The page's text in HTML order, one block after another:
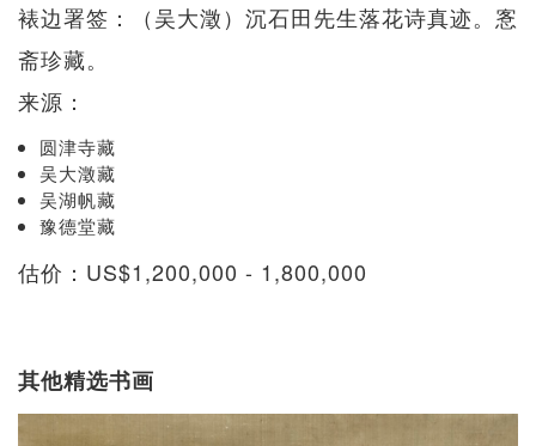
裱边署签：（吴大澂）沉石田先生落花诗真迹。愙
斋珍藏。
来源：
圆津寺藏
吴大澂藏
吴湖帆藏
豫德堂藏
估价：US$1,200,000 - 1,800,000
其他精选书画